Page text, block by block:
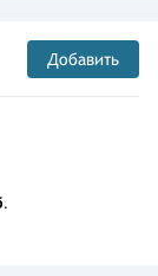
Добавить